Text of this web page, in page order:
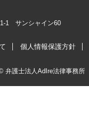
1 サンシャイン60
個人情報保護方針
弁護士法人AdIre法律事務所